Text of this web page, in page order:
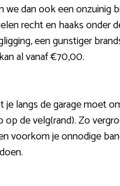
dan ook een onzuinig
recht en haaks onder
een gunstiger
al vanaf €70,00.
je langs de garage moet
de velg(rand). Zo
voorkom je onnodige